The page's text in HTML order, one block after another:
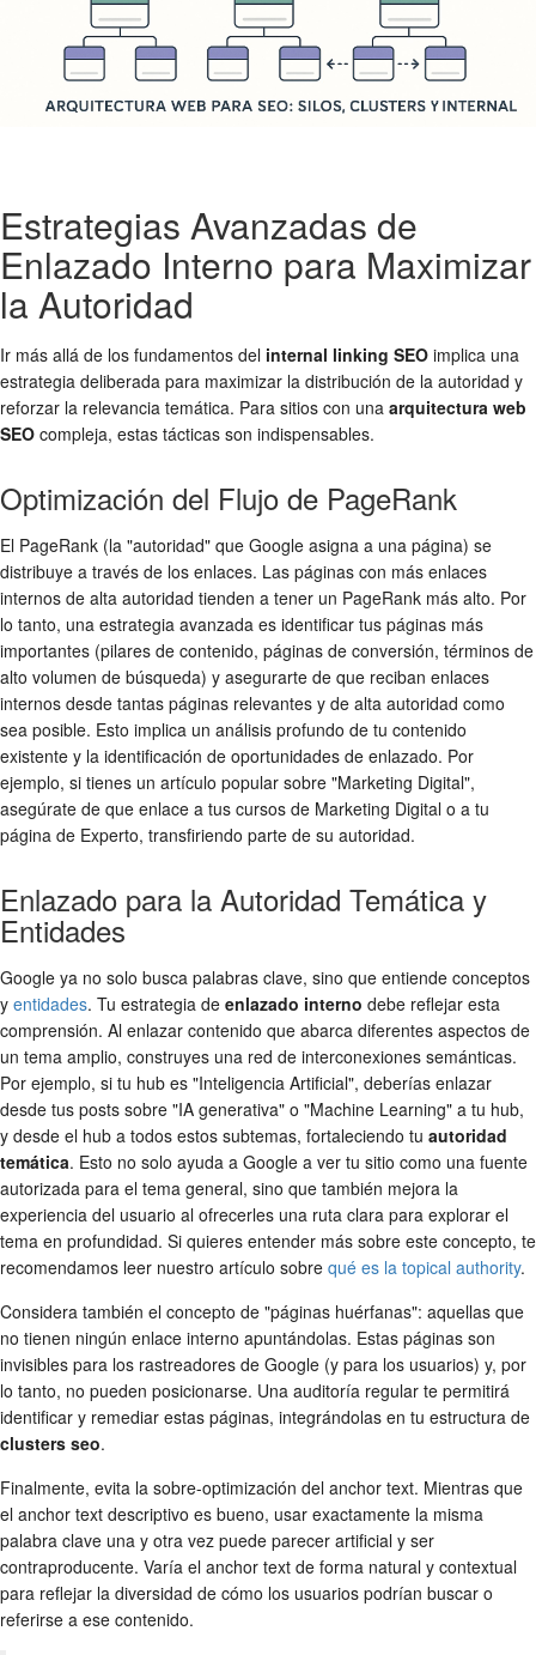
Estrategias Avanzadas de
Enlazado Interno para Maximizar
la Autoridad
Ir más allá de los fundamentos del internal linking SEO implica una
estrategia deliberada para maximizar la distribución de la autoridad y
reforzar la relevancia temática. Para sitios con una arquitectura web
SEO compleja, estas tácticas son indispensables.
Optimización del Flujo de PageRank
El PageRank (la "autoridad" que Google asigna a una página) se
distribuye a través de los enlaces. Las páginas con más enlaces
internos de alta autoridad tienden a tener un PageRank más alto. Por
lo tanto, una estrategia avanzada es identificar tus páginas más
importantes (pilares de contenido, páginas de conversión, términos de
alto volumen de búsqueda) y asegurarte de que reciban enlaces
internos desde tantas páginas relevantes y de alta autoridad como
sea posible. Esto implica un análisis profundo de tu contenido
existente y la identificación de oportunidades de enlazado. Por
ejemplo, si tienes un artículo popular sobre "Marketing Digital",
asegúrate de que enlace a tus cursos de Marketing Digital o a tu
página de Experto, transfiriendo parte de su autoridad.
Enlazado para la Autoridad Temática y
Entidades
Google ya no solo busca palabras clave, sino que entiende conceptos
y entidades. Tu estrategia de enlazado interno debe reflejar esta
comprensión. Al enlazar contenido que abarca diferentes aspectos de
un tema amplio, construyes una red de interconexiones semánticas.
Por ejemplo, si tu hub es "Inteligencia Artificial", deberías enlazar
desde tus posts sobre "IA generativa" o "Machine Learning" a tu hub,
y desde el hub a todos estos subtemas, fortaleciendo tu autoridad
temática. Esto no solo ayuda a Google a ver tu sitio como una fuente
autorizada para el tema general, sino que también mejora la
experiencia del usuario al ofrecerles una ruta clara para explorar el
tema en profundidad. Si quieres entender más sobre este concepto, te
recomendamos leer nuestro artículo sobre qué es la topical authority.
Considera también el concepto de "páginas huérfanas": aquellas que
no tienen ningún enlace interno apuntándolas. Estas páginas son
invisibles para los rastreadores de Google (y para los usuarios) y, por
lo tanto, no pueden posicionarse. Una auditoría regular te permitirá
identificar y remediar estas páginas, integrándolas en tu estructura de
clusters seo.
Finalmente, evita la sobre-optimización del anchor text. Mientras que
el anchor text descriptivo es bueno, usar exactamente la misma
palabra clave una y otra vez puede parecer artificial y ser
contraproducente. Varía el anchor text de forma natural y contextual
para reflejar la diversidad de cómo los usuarios podrían buscar o
referirse a ese contenido.